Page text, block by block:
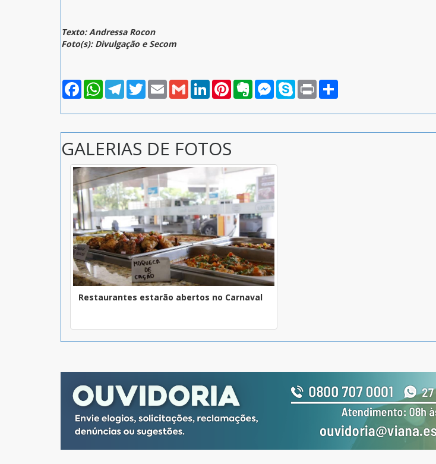
Texto: Andressa Rocon
Foto(s): Divulgação e Secom
FacebookWhatsAppTelegramTwitterEmail Gmail LinkedInPinterestEvernoteMessenger
Skype Print
GALERIAS DE FOTOS
Restaurantes estarão abertos no Carnaval